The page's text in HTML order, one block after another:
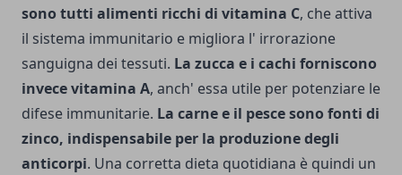
sono tutti alimenti ricchi di vitamina C, che attiva
il sistema immunitario e migliora l' irrorazione
sanguigna dei tessuti. La zucca e i cachi forniscono
invece vitamina A, anch' essa utile per potenziare le
difese immunitarie. La carne e il pesce sono fonti di
zinco, indispensabile per la produzione degli
anticorpi. Una corretta dieta quotidiana è quindi un